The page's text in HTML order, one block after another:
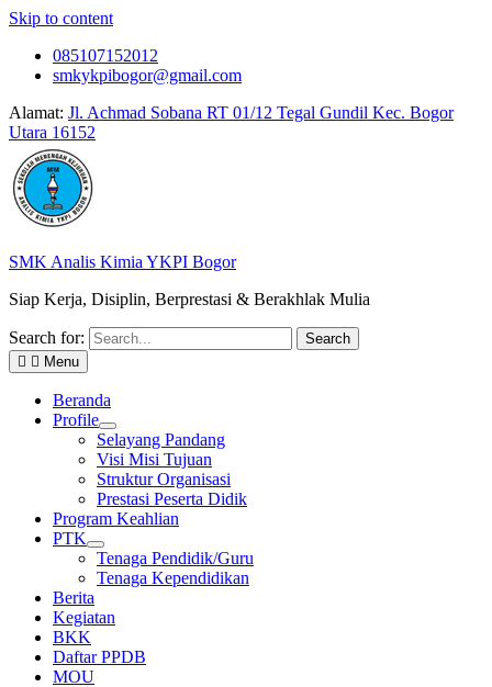
Skip to content
085107152012
smkykpibogor@gmail.com
Alamat: Jl. Achmad Sobana RT 01/12 Tegal Gundil Kec. Bogor
Utara 16152
SMK Analis Kimia YKPI Bogor
Siap Kerja, Disiplin, Berprestasi & Berakhlak Mulia
Search for:
Menu
Beranda
Profile
Selayang Pandang
Visi Misi Tujuan
Struktur Organisasi
Prestasi Peserta Didik
Program Keahlian
PTK
Tenaga Pendidik/Guru
Tenaga Kependidikan
Berita
Kegiatan
BKK
Daftar PPDB
MOU